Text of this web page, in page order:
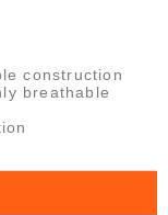
construction
breathable